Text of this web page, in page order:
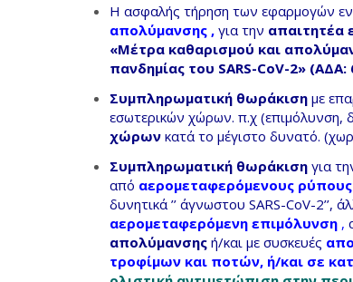
Η ασφαλής τήρηση των εφαρμογών
απολύμανσης , για την απαιτητέα
«Μέτρα καθαρισμού και
πανδημίας του SARS-CoV-2»
Συμπληρωματική θωράκιση με
εσωτερικών χώρων. π.χ (επιμόλυνση,
χώρων κατά το μέγιστο δυνατό.
Συμπληρωματική θωράκιση για
από αερομεταφερόμενους
δυνητικά ’’ άγνωστου SARS-CoV-2’’,
αερομεταφερόμενη επιμόλυνση ,
απολύμανσης ή/και με συσκευές
τροφίμων και ποτών, ή/και σε